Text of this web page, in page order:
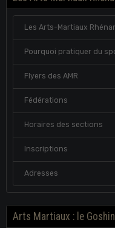
Les Arts-Martiaux
Pourquoi pratiquer du
Flyers des AMR
Fédérations
Horaires des sections
Inscriptions
Adresses
Arts Martiaux : le